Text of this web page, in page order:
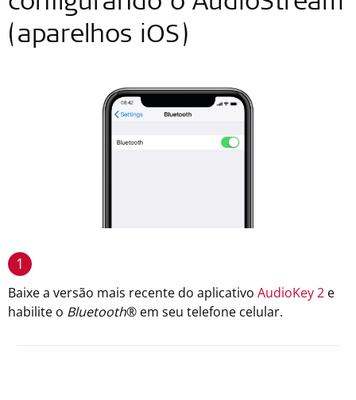
(aparelhos iOS)
1
Baixe a versão mais recente do aplicativo AudioKey 2 e
habilite o Bluetooth® em seu telefone celular.